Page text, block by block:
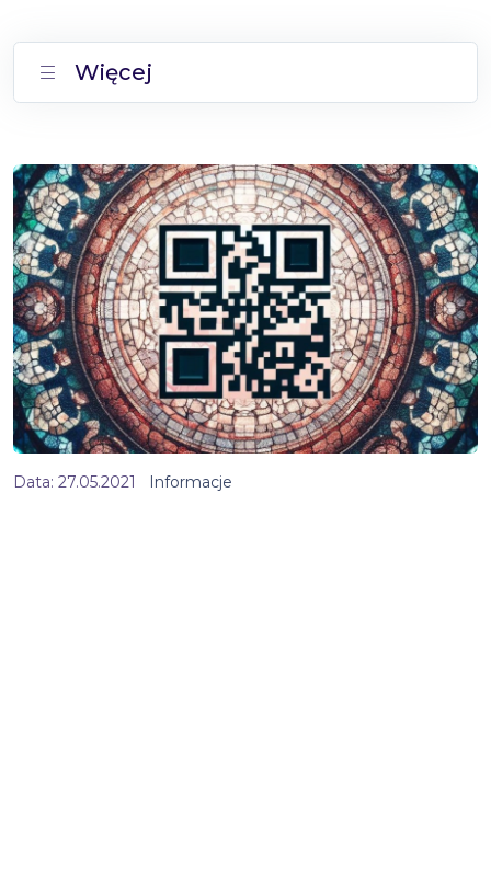
Data: 27.05.2021 Informacje
Więcej